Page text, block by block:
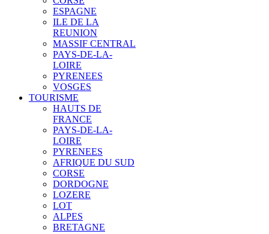
ESPAGNE
ILE DE LA
REUNION
MASSIF CENTRAL
PAYS-DE-LA-
LOIRE
PYRENEES
VOSGES
TOURISME
HAUTS DE
FRANCE
PAYS-DE-LA-
LOIRE
PYRENEES
AFRIQUE DU SUD
CORSE
DORDOGNE
LOZERE
LOT
ALPES
BRETAGNE